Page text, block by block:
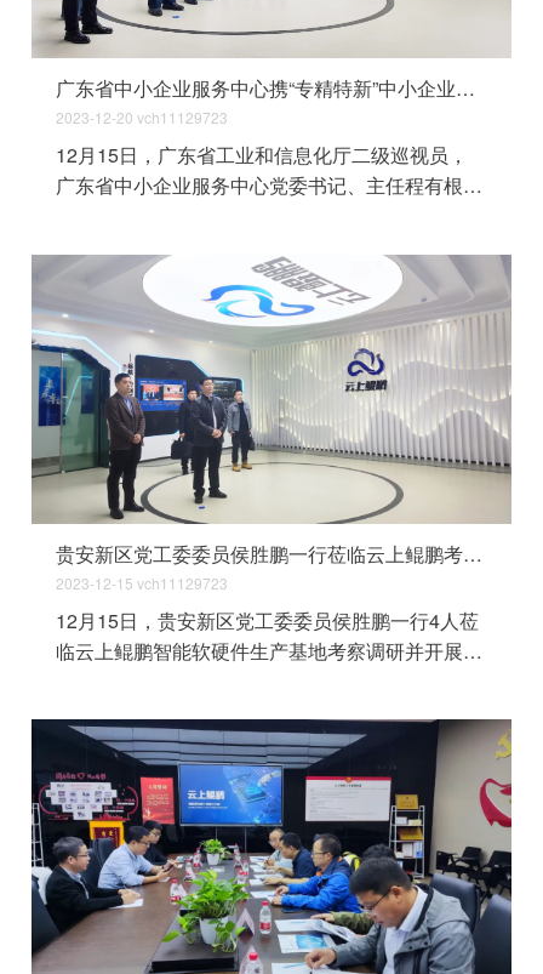
广东省中小企业服务中心携“专精特新”中小企业考察团到云上鲲鹏参观交流
2023-12-20 vch11129723
12月15日，广东省工业和信息化厅二级巡视员，
广东省中小企业服务中心党委书记、主任程有根率
谈交流。
贵安新区党工委委员侯胜鹏一行莅临云上鲲鹏考察调研
2023-12-15 vch11129723
12月15日，贵安新区党工委委员侯胜鹏一行4人莅
临云上鲲鹏智能软硬件生产基地考察调研并开展座